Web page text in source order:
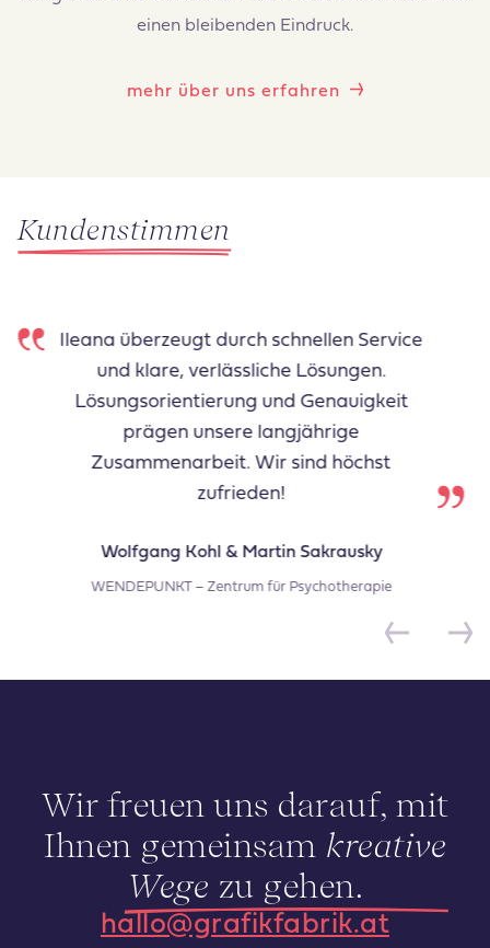
einen bleibenden Eindruck.
mehr über uns erfahren
Kundenstimmen
Die Zeit vor der Eröffnung
Apotheke war intensiv und
herausfordernd. Mit Ileana an
Seite wurden auch schwierige
schnell und klar gelöst. Die
Zusammenarbeit war geprägt
Engagement – fachlich wie
Unsere Sonnenschein Apotheke
Wir freuen uns darauf, mit
Ihnen gemeinsam kreative
Wege zu gehen.